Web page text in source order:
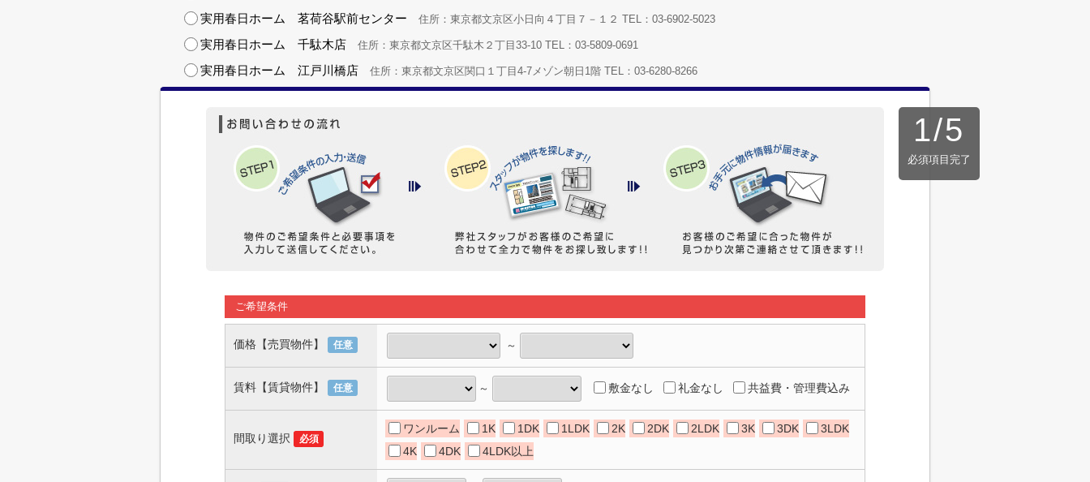
実用春日ホーム 茗荷谷駅前センター 住所：東京都文京区小日向４丁目７－１２ TEL：03-6902-5023
実用春日ホーム 千駄木店 住所：東京都文京区千駄木２丁目33-10 TEL：03-5809-0691
実用春日ホーム 江戸川橋店 住所：東京都文京区関口１丁目4-7メゾン朝日1階 TEL：03-6280-8266
1/5
必須項目完了
ご希望条件
価格【売買物件】 任意 ～
賃料【賃貸物件】 任意 ～ 敷金なし 礼金なし 共益費・管理費込み
間取り選択 必須
ワンルーム 1K 1DK 1LDK 2K 2DK 2LDK 3K 3DK
3LDK
4K
4DK 4LDK以上